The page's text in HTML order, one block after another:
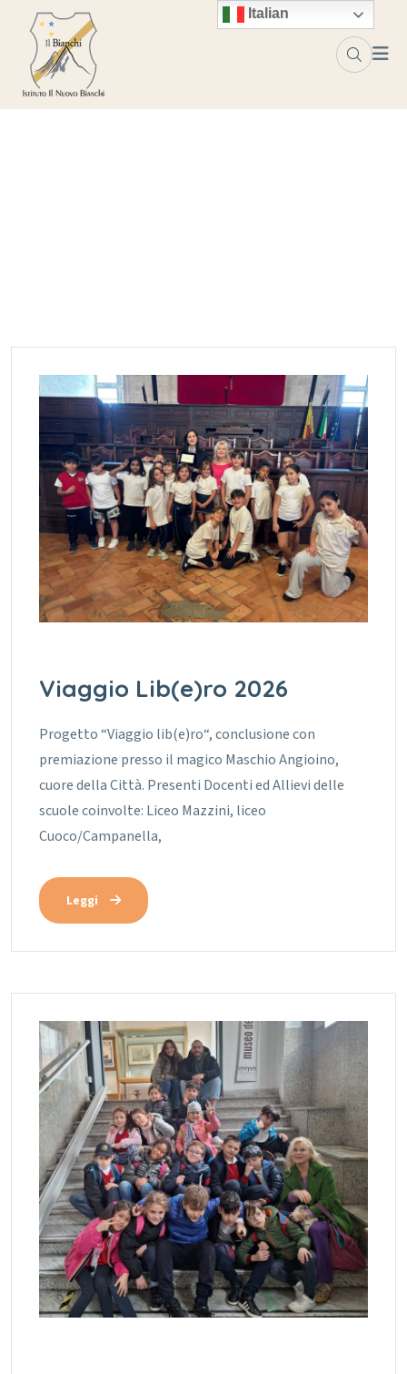
Skip to content
Viaggio Lib(e)ro 2026
Progetto “Viaggio lib(e)ro“, conclusione con
premiazione presso il magico Maschio Angioino,
cuore della Città. Presenti Docenti ed Allievi delle
scuole coinvolte: Liceo Mazzini, liceo
Cuoco/Campanella,
Leggi
Italian